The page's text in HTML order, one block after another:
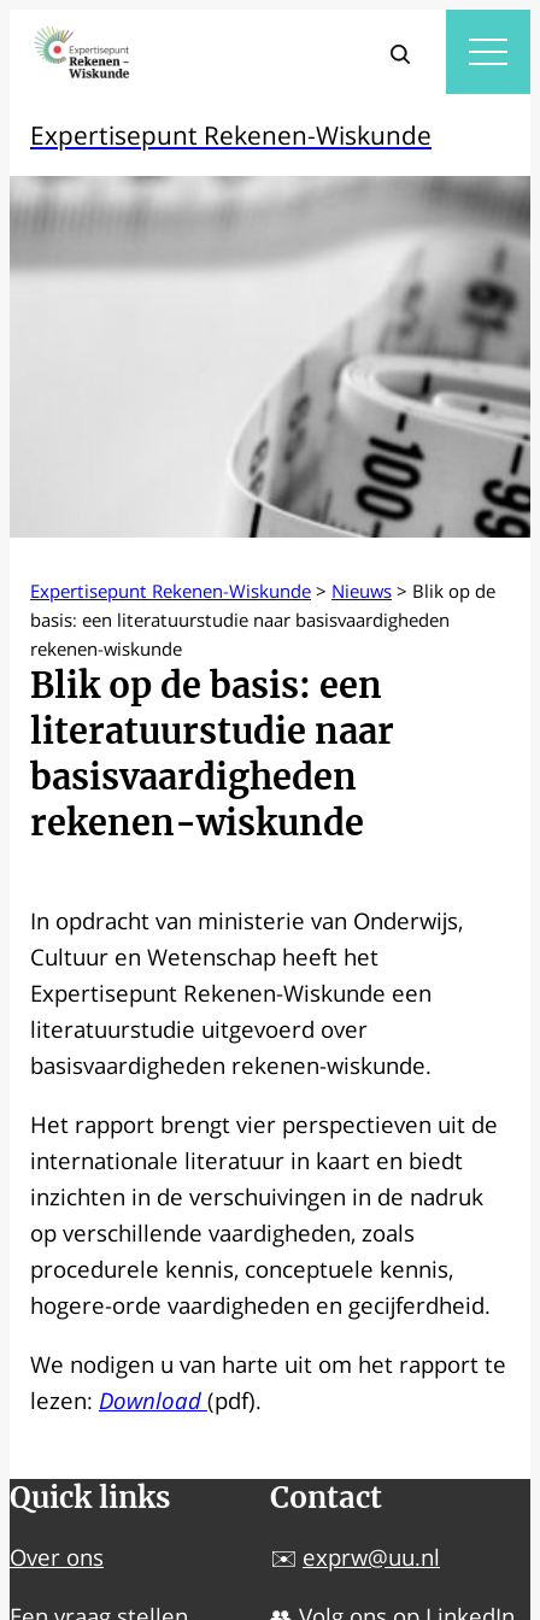
Expertisepunt Rekenen-Wiskunde
Expertisepunt Rekenen-Wiskunde > Nieuws > Blik op de
basis: een literatuurstudie naar basisvaardigheden
rekenen-wiskunde
Blik op de basis: een
literatuurstudie naar
basisvaardigheden
rekenen-wiskunde
In opdracht van ministerie van Onderwijs,
Cultuur en Wetenschap heeft het
Expertisepunt Rekenen-Wiskunde een
literatuurstudie uitgevoerd over
basisvaardigheden rekenen-wiskunde.
Het rapport brengt vier perspectieven uit de
internationale literatuur in kaart en biedt
inzichten in de verschuivingen in de nadruk
op verschillende vaardigheden, zoals
procedurele kennis, conceptuele kennis,
hogere-orde vaardigheden en gecijferdheid.
We nodigen u van harte uit om het rapport te
lezen: Download (pdf).
Quick links
Over ons
Contact
✉️ exprw@uu.nl